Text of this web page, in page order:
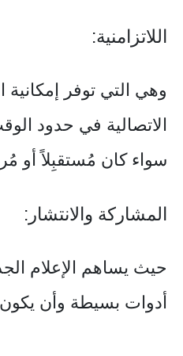
اللاتزامنية:
وهي التي توفر إمكانية
الاتصالية في حدود
سواء كان مُستقبِلاً أو
المشاركة والانتشار:
حيث يساهم الإعلام
أدوات بسيطة وأن يكون